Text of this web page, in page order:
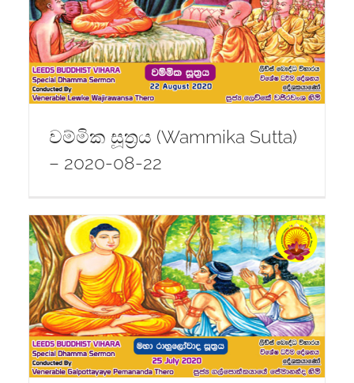
වම්මික සූත්‍රය (Wammika Sutta)
– 2020-08-22